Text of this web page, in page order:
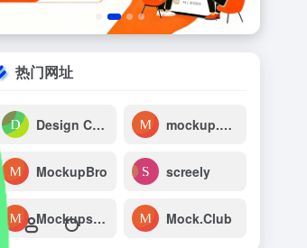
热门网址
Design Camera mockup.ceacle
MockupBro screely
Mockups-Design Mock.Club